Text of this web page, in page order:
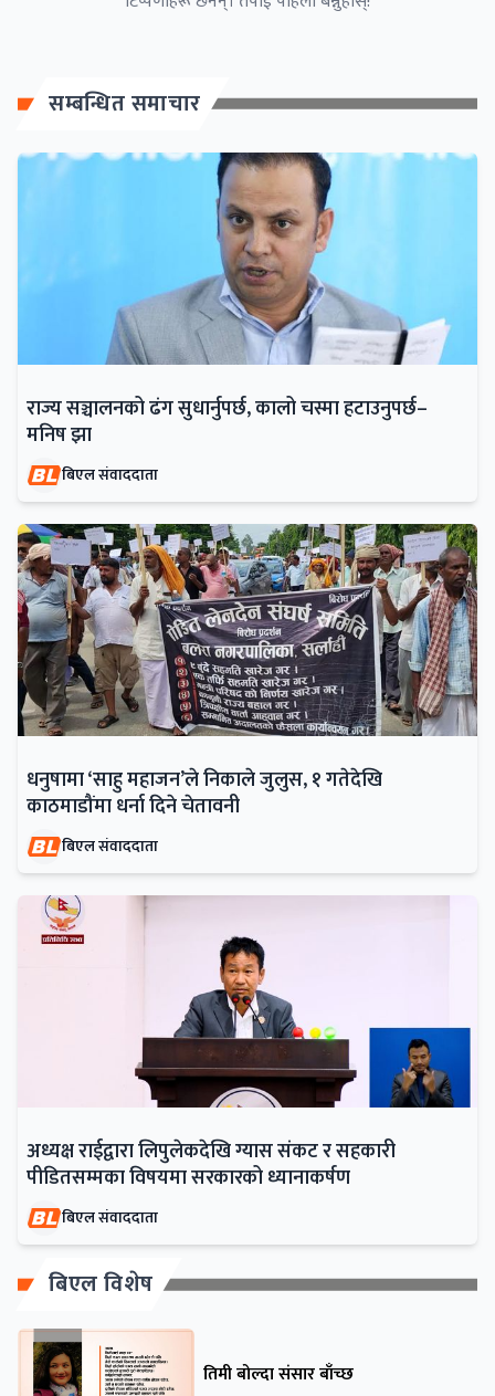
सम्बन्धित समाचार
राज्य सञ्चालनको ढंग सुधार्नुपर्छ, कालो चस्मा हटाउनुपर्छ–
मनिष झा
बिएल संवाददाता
धनुषामा ‘साहु महाजन’ले निकाले जुलुस, १ गतेदेखि
काठमाडौंमा धर्ना दिने चेतावनी
बिएल संवाददाता
अध्यक्ष राईद्वारा लिपुलेकदेखि ग्यास संकट र सहकारी
पीडितसम्मका विषयमा सरकारको ध्यानाकर्षण
बिएल संवाददाता
बिएल विशेष
तिमी बोल्दा संसार बाँच्छ